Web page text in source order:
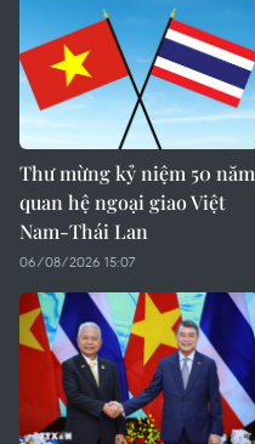
Thư mừng kỷ niệm 50 năm
quan hệ ngoại giao Việt
Nam-Thái Lan
06/08/2026 15:07